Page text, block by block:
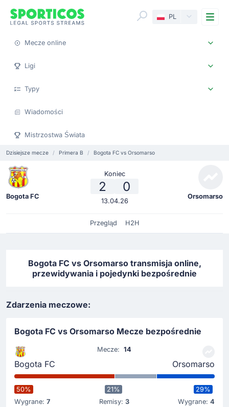
PL
Mecze online
Ligi
Typy
Wiadomości
Mistrzostwa Świata
Dzisiejsze mecze Primera B Bogota FC vs Orsomarso
Bogota FC
Koniec
2 0
13.04.26
Orsomarso
Przegląd H2H
Bogota FC vs Orsomarso transmisja online,
przewidywania i pojedynki bezpośrednie
Zdarzenia meczowe:
Bogota FC vs Orsomarso Mecze bezpośrednie
Bogota FC
Mecze:14
Orsomarso
50%
Wygrane: 7
21%
Remisy:3
29%
Wygrane: 4